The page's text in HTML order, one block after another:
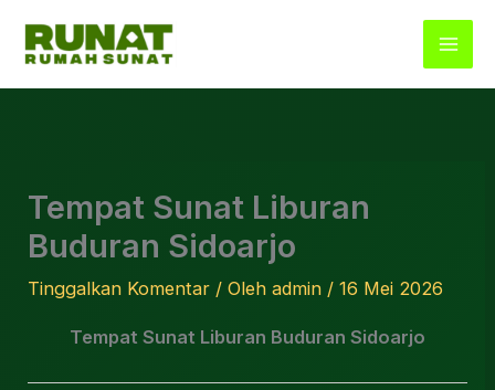
Tempat Sunat Liburan
Buduran Sidoarjo
Tinggalkan Komentar / Olehadmin /16 Mei 2026
Tempat Sunat Liburan Buduran Sidoarjo